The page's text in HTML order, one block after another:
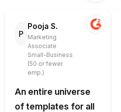
P
Pooja S.
Marketing
Associate
Small-Business
(50 or fewer
emp.)
An entire universe
of templates for all